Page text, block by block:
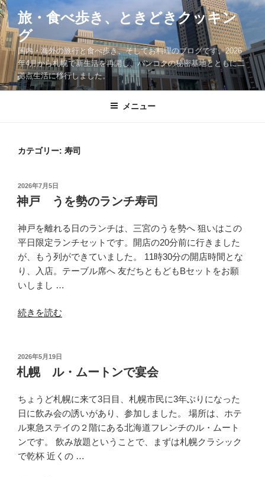
コ
ン
テ
ン
ツ
へ
ス
旅・食べ歩き、ときどきクッキン
グ
国内・海外の旅行と食べ歩き、そしてお料理のブログです。2026
年4月から札幌で新生活を再開し、バンコクの秘密基地とともに二
拠点生活に移行しました。
メニュー
カテゴリー: 寿司
投
稿
日:
2026年7月5日
神戸 うを勢のランチ寿司
神戸を離れる日のランチは、三宮のうを勢へ 狙いはこの
平日限定ランチセットです。開店の20分前に行きました
が、もう列ができていました。 11時30分の開店時間とな
り、入店。テーブル席へ 友だちともどもBセットをお願
いしまし …
“神
を
勢
ラ
ン
チ
寿
司”
続きを読む
投
稿
日:
2026年5月19日
札幌 ル・ムートンで宴会
ちょうど札幌に来て3日目、札幌市民に3年ぶりになった
日に飲み会の誘いがあり、参加しました。 場所は、ホテ
ル東急ステイの２階にある北海道フレンチのル・ムート
ンです。 飲み放題ということで、まずは札幌クラシック
で乾杯 近くの …